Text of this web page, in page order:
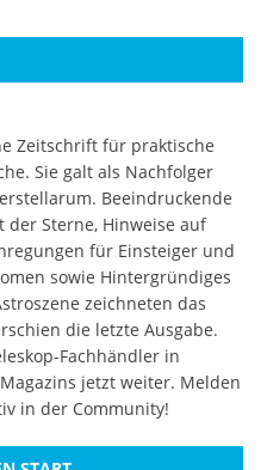
Zeitschrift für praktische
Sie galt als Nachfolger
Beeindruckende
der Sterne, Hinweise auf
für Einsteiger und
sowie Hintergründiges
zeichneten das
die letzte Ausgabe.
Fachhändler in
jetzt weiter. Melden
in der Community!